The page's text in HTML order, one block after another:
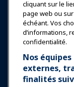
Sécurité &
Plaidoyer
Recherche
cliquant sur le
page web ou
échéant. Vos
d’informations,
confidentialité.
Nos
externes,
finalités